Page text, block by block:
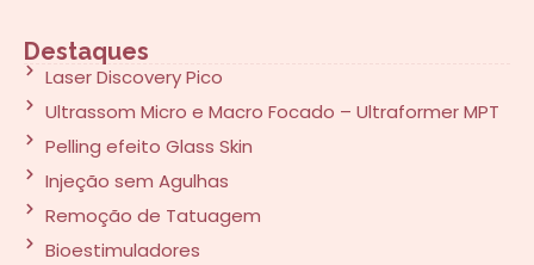
Destaques
Laser Discovery Pico
Ultrassom Micro e Macro Focado – Ultraformer MPT
Pelling efeito Glass Skin
Injeção sem Agulhas
Remoção de Tatuagem
Bioestimuladores